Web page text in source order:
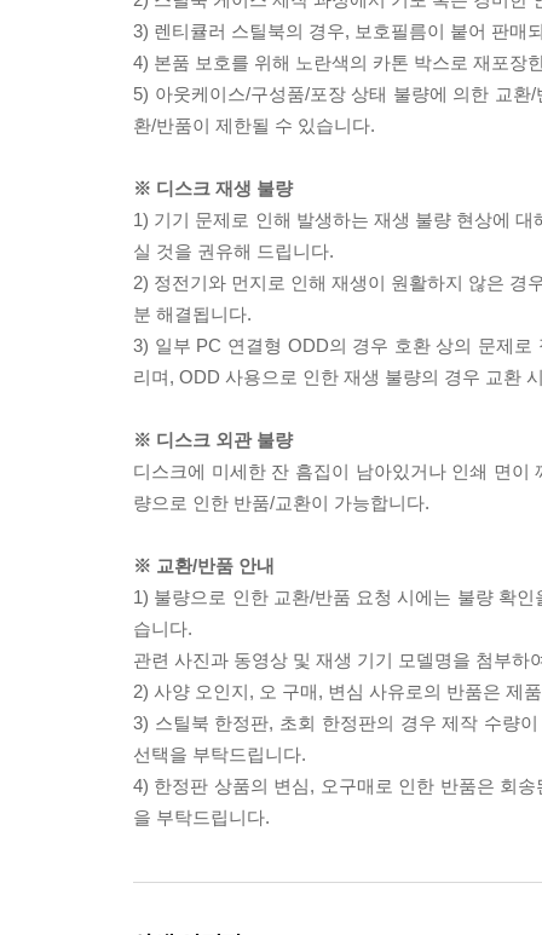
3) 렌티큘러 스틸북의 경우, 보호필름이 붙어 판매
4) 본품 보호를 위해 노란색의 카톤 박스로 재포장
5) 아웃케이스/구성품/포장 상태 불량에 의한 교
환/반품이 제한될 수 있습니다.
※ 디스크 재생 불량
1) 기기 문제로 인해 발생하는 재생 불량 현상에
실 것을 권유해 드립니다.
2) 정전기와 먼지로 인해 재생이 원활하지 않은 경
분 해결됩니다.
3) 일부 PC 연결형 ODD의 경우 호환 상의 문제
리며, ODD 사용으로 인한 재생 불량의 경우 교환
※ 디스크 외관 불량
디스크에 미세한 잔 흠집이 남아있거나 인쇄 면
량으로 인한 반품/교환이 가능합니다.
※ 교환/반품 안내
1) 불량으로 인한 교환/반품 요청 시에는 불량 확
습니다.
관련 사진과 동영상 및 재생 기기 모델명을 첨부하
2) 사양 오인지, 오 구매, 변심 사유로의 반품은 제
3) 스틸북 한정판, 초회 한정판의 경우 제작 수량
선택을 부탁드립니다.
4) 한정판 상품의 변심, 오구매로 인한 반품은 회
을 부탁드립니다.